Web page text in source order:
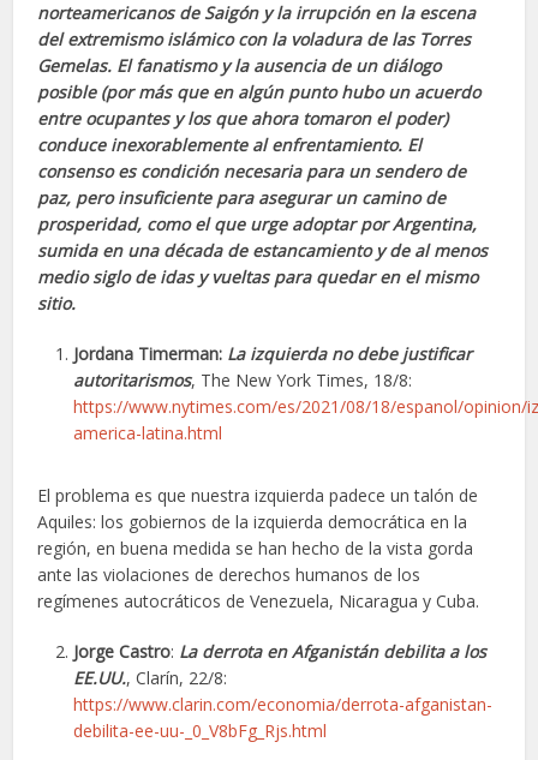
norteamericanos de Saigón y la irrupción en la escena
del extremismo islámico con la voladura de las Torres
Gemelas. El fanatismo y la ausencia de un diálogo
posible (por más que en algún punto hubo un acuerdo
entre ocupantes y los que ahora tomaron el poder)
conduce inexorablemente al enfrentamiento. El
consenso es condición necesaria para un sendero de
paz, pero insuficiente para asegurar un camino de
prosperidad, como el que urge adoptar por Argentina,
sumida en una década de estancamiento y de al menos
medio siglo de idas y vueltas para quedar en el mismo
sitio.
Jordana Timerman: La izquierda no debe justificar
autoritarismos, The New York Times, 18/8:
https://www.nytimes.com/es/2021/08/18/espanol/opinion/
america-latina.html
El problema es que nuestra izquierda padece un talón de
Aquiles: los gobiernos de la izquierda democrática en la
región, en buena medida se han hecho de la vista gorda
ante las violaciones de derechos humanos de los
regímenes autocráticos de Venezuela, Nicaragua y Cuba.
Jorge Castro: La derrota en Afganistán debilita a los
EE.UU., Clarín, 22/8:
https://www.clarin.com/economia/derrota-afganistan-
debilita-ee-uu-_0_V8bFg_Rjs.html